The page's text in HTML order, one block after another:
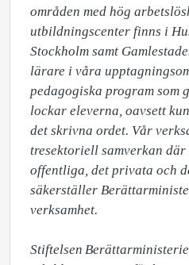
områden med hög
utbildningscenter finns i
Stockholm samt
lärare i våra
pedagogiska program som
lockar eleverna, oavsett
det skrivna ordet. Vår
tresektoriell samverkan
offentliga, det privata och
säkerställer
verksamhet.
Stiftelsen